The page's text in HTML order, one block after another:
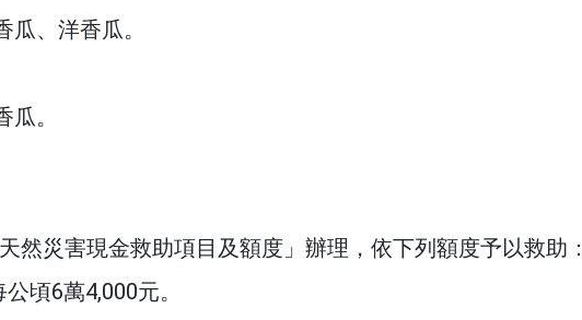
、洋香瓜。
。
然災害現金救助項目及額度」辦理，依下列額度予以救助：
頃6萬4,000元。